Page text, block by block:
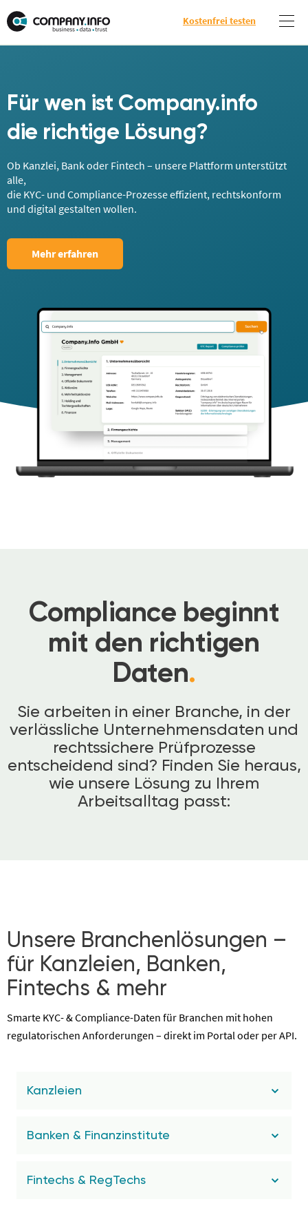
Kostenfrei testen
Für wen ist Company.info
die richtige Lösung?
Ob Kanzlei, Bank oder Fintech – unsere Plattform unterstützt
alle,
die KYC- und Compliance-Prozesse effizient, rechtskonform
und digital gestalten wollen.
Mehr erfahren
Compliance beginnt
mit den richtigen
Daten.
Sie arbeiten in einer Branche, in der
verlässliche Unternehmensdaten und
rechtssichere Prüfprozesse
entscheidend sind? Finden Sie heraus,
wie unsere Lösung zu Ihrem
Arbeitsalltag passt:
Unsere Branchenlösungen –
für Kanzleien, Banken,
Fintechs & mehr
Smarte KYC- & Compliance-Daten für Branchen mit hohen
regulatorischen Anforderungen – direkt im Portal oder per API.
Kanzleien
Banken & Finanzinstitute
Fintechs & RegTechs